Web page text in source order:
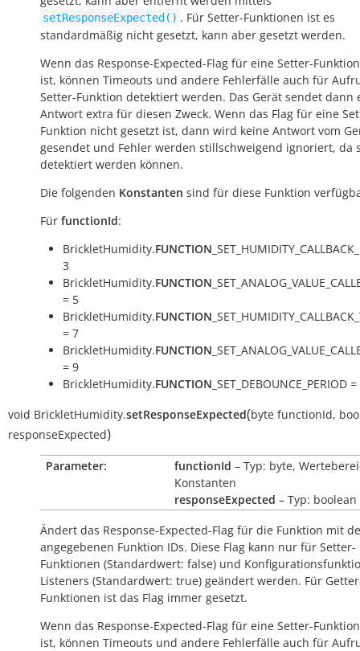
setResponseExpected() . Für Setter-Funktionen ist es
standardmäßig nicht gesetzt, kann aber gesetzt werden.
Wenn das Response-Expected-Flag für eine Setter-
ist, können Timeouts und andere Fehlerfälle auch für
Setter-Funktion detektiert werden. Das Gerät sendet dann
Antwort extra für diesen Zweck. Wenn das Flag für eine
Funktion nicht gesetzt ist, dann wird keine Antwort vom
gesendet und Fehler werden stillschweigend ignoriert, da
detektiert werden können.
Die folgenden Konstanten sind für diese Funktion
Für functionId:
BrickletHumidity.FUNCTION
3
BrickletHumidity.FUNCTION
= 5
BrickletHumidity.FUNCTION
= 7
BrickletHumidity.FUNCTION
= 9
BrickletHumidity.FUNCTION _SET_DEBOUNCE_PERIOD
void BrickletHumidity.setResponseExpected(byte functionId,
responseExpected)
Parameter: functionId – Typ: byte,
Konstanten
responseExpected – Typ: boolean
Ändert das Response-Expected-Flag für die Funktion mit
angegebenen Funktion IDs. Diese Flag kann nur für Setter-
Funktionen (Standardwert: false) und
Listeners (Standardwert: true) geändert werden. Für
Funktionen ist das Flag immer gesetzt.
Wenn das Response-Expected-Flag für eine Setter-
ist, können Timeouts und andere Fehlerfälle auch für